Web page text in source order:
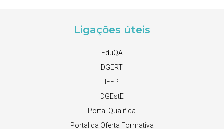
Ligações úteis
EduQA
DGERT
IEFP
DGEstE
Portal Qualifica
Portal da Oferta Formativa